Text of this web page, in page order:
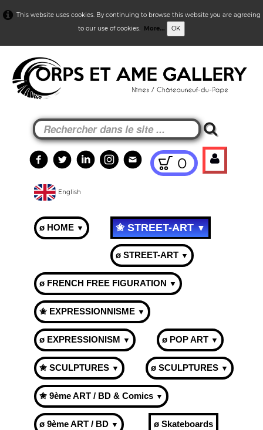
This website uses cookies. By continuing to browse this website you are agreeing
to our use of cookies. More... OK
0
English
ø HOME ▼ ✬ STREET-ART▼
ø STREET-ART ▼
ø FRENCH FREE FIGURATION ▼
✬ EXPRESSIONNISME ▼
ø EXPRESSIONISM ▼ ø POP ART ▼
✬ SCULPTURES ▼ ø SCULPTURES ▼
✬ 9ème ART / BD & Comics ▼
ø 9ème ART / BD ▼ ø Skateboards